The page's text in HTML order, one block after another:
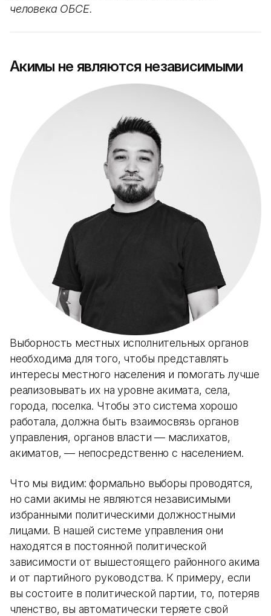
человека ОБСЕ.
Акимы не являются независимыми
Выборность местных исполнительных органов
необходима для того, чтобы представлять
интересы местного населения и помогать лучше
реализовывать их на уровне акимата, села,
города, поселка. Чтобы это система хорошо
работала, должна быть взаимосвязь органов
управления, органов власти — маслихатов,
акиматов, — непосредственно с населением.
Что мы видим: формально выборы проводятся,
но сами акимы не являются независимыми
избранными политическими должностными
лицами. В нашей системе управления они
находятся в постоянной политической
зависимости от вышестоящего районного акима
и от партийного руководства. К примеру, если
вы состоите в политической партии, то, потеряв
членство, вы автоматически теряете свой